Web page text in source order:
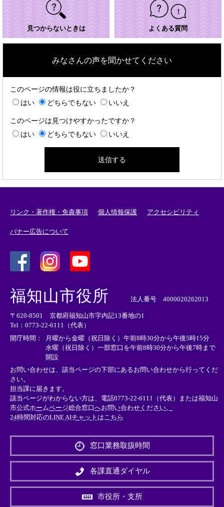
見つからないときは よくある質問
みなさんの声を聞かせてください
このページの情報は役に立ちましたか？
はい
どちらでもない いいえ
このページは見つけやすかったですか？
はい
どちらでもない いいえ
リンク・著作権・免責事項 個人情報保護 アクセシビリティ
バナー広告について
外
部
リ
ン
ク
＞
外
リ
ン
ク
＞
外
部
ン
ク
＞
福知山市役所 法人番号 4000020262013
〒620-8501 京都府福知山市字内記13番地の1
Tel：0773-22-6111（代表）
開庁時間：
月曜から金曜（祝日除く）午前8時30分から午後5時15分
水曜（祝日除く）一部窓口を午前8時30分から午後7時まで
開設
お問い合わせは、該当ページの下部にあるお問い合わせから行ってくだ
さい。
担当課に届きます。
該当ページがわからない方は、電話0773-22-6111（代表）または福知山
市公式ホームページ総合窓口へお問い合わせください。
24時間対応のLINE AIチャットはこちら
外
リ
ン
＞
窓口業務取扱時間
各課直通ダイヤル
市役所・支所